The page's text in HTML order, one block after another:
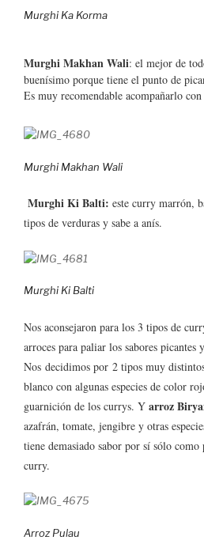
Murghi Ka Korma
Murghi Makhan Wali: el mejor de
buenísimo porque tiene el punto de
Es muy recomendable acompañarlo
Murghi Makhan Wali
Murghi Ki Balti: este curry marrón,
tipos de verduras y sabe a anís.
Murghi Ki Balti
Nos aconsejaron para los 3 tipos de
arroces para paliar los sabores picantes
Nos decidimos por 2 tipos muy
blanco con algunas especies de color
guarnición de los currys. Y arroz
azafrán, tomate, jengibre y otras
tiene demasiado sabor por sí sólo
curry.
Arroz Pulau